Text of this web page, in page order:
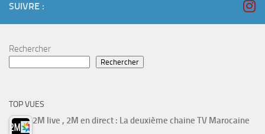
SUIVRE :
Rechercher
Rechercher
TOP VUES
2M live , 2M en direct : La deuxième chaine TV Marocaine